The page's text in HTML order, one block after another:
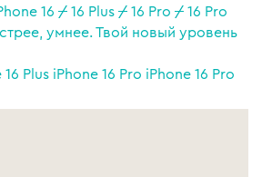
16 /16 Plus/16 Pro /16 Pro
умнее. Твой новый уровень
Plus iPhone 16 Pro iPhone 16 Pro